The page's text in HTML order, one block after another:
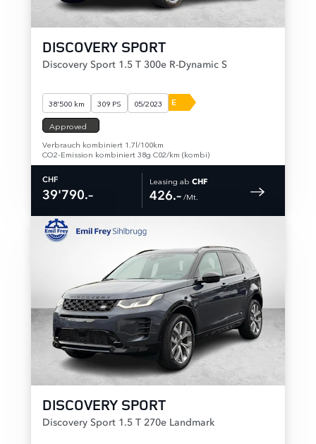
DISCOVERY SPORT
Discovery Sport 1.5 T 300e R-Dynamic S
38'500 km 309 PS 05/2023 E
Approved
Verbrauch kombiniert 1.7l/100km
CO2-Emission kombiniert 38g C02/km (kombi)
CHF
39'790.–
Leasing ab CHF
426.– /Mt.
DISCOVERY SPORT
Discovery Sport 1.5 T 270e Landmark